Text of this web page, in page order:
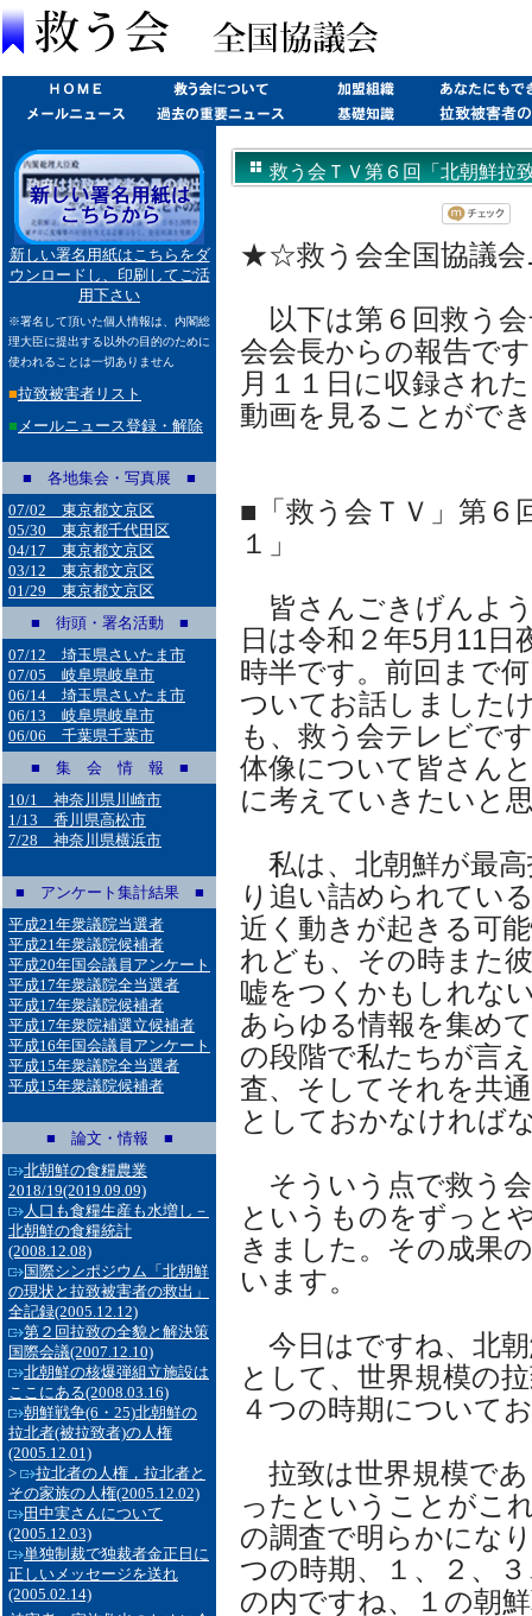
新しい署名用紙はこちらをダ
ウンロードし、印刷してご活
用下さい
※署名して頂いた個人情報は、内閣総
理大臣に提出する以外の目的のために
使われることは一切ありません
■拉致被害者リスト
■ メールニュース登録・解除
■ 各地集会・写真展 ■
07/02 東京都文京区
05/30 東京都千代田区
04/17 東京都文京区
03/12 東京都文京区
01/29 東京都文京区
■ 街頭・署名活動 ■
07/12 埼玉県さいたま市
07/05 岐阜県岐阜市
06/14 埼玉県さいたま市
06/13 岐阜県岐阜市
06/06 千葉県千葉市
■ 集 会 情 報 ■
10/1 神奈川県川崎市
1/13 香川県高松市
7/28 神奈川県横浜市
■ アンケート集計結果 ■
平成21年衆議院当選者
平成21年衆議院候補者
平成20年国会議員アンケート
平成17年衆議院全当選者
平成17年衆議院候補者
平成17年衆院補選立候補者
平成16年国会議員アンケート
平成15年衆議院全当選者
平成15年衆議院候補者
■ 論文・情報 ■
北朝鮮の食糧農業
2018/19(2019.09.09)
人口も食糧生産も水増し－
北朝鮮の食糧統計
(2008.12.08)
国際シンポジウム「北朝鮮
の現状と拉致被害者の救出」
全記録(2005.12.12)
第２回拉致の全貌と解決策
国際会議(2007.12.10)
北朝鮮の核爆弾組立施設は
ここにある(2008.03.16)
朝鮮戦争(6・25)北朝鮮の
拉北者(被拉致者)の人権
(2005.12.01)
>
拉北者の人権，拉北者と
その家族の人権(2005.12.02)
田中実さんについて
(2005.12.03)
単独制裁で独裁者金正日に
正しいメッセージを送れ
(2005.02.14)
救う会ＴＶ第６回「北朝鮮拉
★☆救う会全国協議
以下は第６回救う
会会長からの報告で
月１１日に収録され
動画を見ることがで
■「救う会ＴＶ」第６
１」
皆さんごきげんよ
日は令和２年5月11日
時半です。前回まで
ついてお話しました
も、救う会テレビで
体像について皆さん
に考えていきたいと
私は、北朝鮮が最
り追い詰められてい
近く動きが起きる可
れども、その時また
嘘をつくかもしれな
あらゆる情報を集め
の段階で私たちが言
査、そしてそれを共
としておかなければ
そういう点で救う
というものをずっと
きました。その成果
います。
今日はですね、北
として、世界規模の
４つの時期について
拉致は世界規模で
ったということがこ
の調査で明らかにな
つの時期、１、２、
の内ですね、１の朝